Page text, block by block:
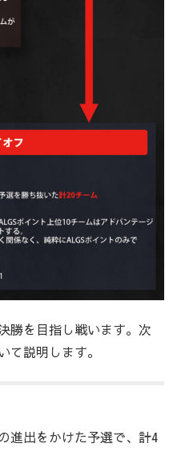
勝を目指し戦います。次
て説明します。
進出をかけた予選で、計4